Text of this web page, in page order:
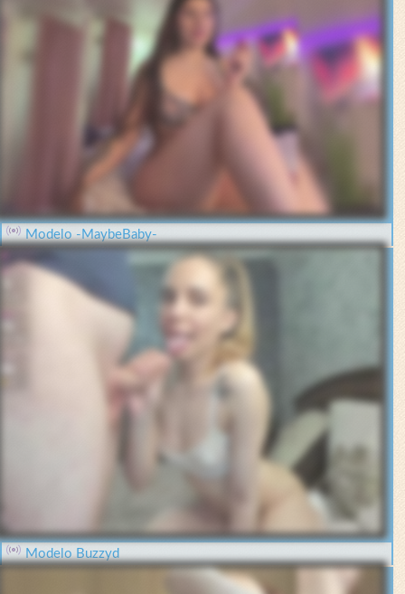
Modelo -MaybeBaby-
Modelo Buzzyd